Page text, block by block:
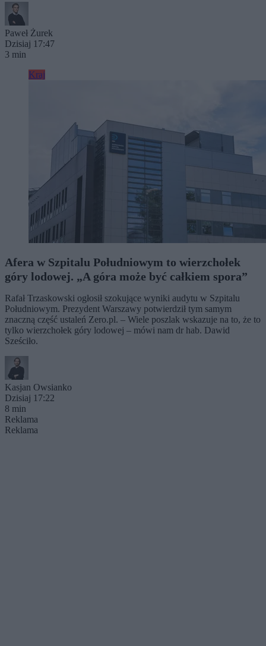
Paweł Żurek
Dzisiaj 17:47
3 min
Kraj
Afera w Szpitalu Południowym to wierzchołek
góry lodowej. „A góra może być całkiem spora”
Rafał Trzaskowski ogłosił szokujące wyniki audytu w Szpitalu
Południowym. Prezydent Warszawy potwierdził tym samym
znaczną część ustaleń Zero.pl. – Wiele poszlak wskazuje na to, że to
tylko wierzchołek góry lodowej – mówi nam dr hab. Dawid
Sześciło.
Kasjan Owsianko
Dzisiaj 17:22
8 min
Reklama
Reklama